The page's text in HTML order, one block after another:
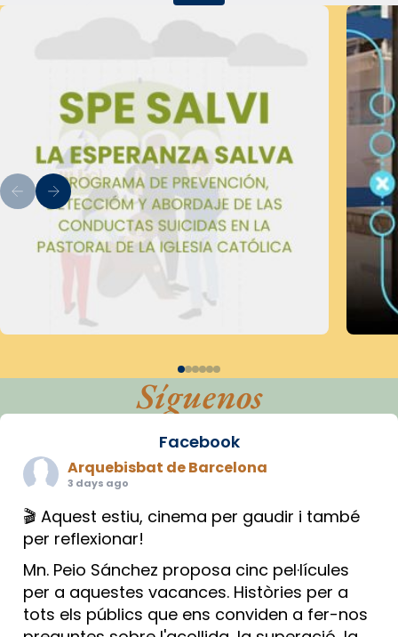
Síguenos
Facebook
Arquebisbat de Barcelona
3 days ago
🎬 Aquest estiu, cinema per gaudir i també
per reflexionar!
Mn. Peio Sánchez proposa cinc pel·lícules
per a aquestes vacances. Històries per a
tots els públics que ens conviden a fer-nos